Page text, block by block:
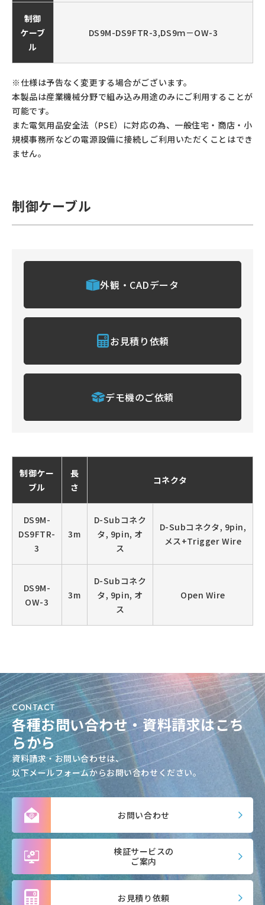
制御
ケーブ
ル
DS9M-DS9FTR-3,DS9ｍ－OW-3
※仕様は予告なく変更する場合がございます。
本製品は産業機械分野で組み込み用途のみにご利用することが
可能です。
また電気用品安全法（PSE）に対応の為、一般住宅・商店・小
規模事務所などの電源設備に接続しご利用いただくことはでき
ません。
制御ケーブル
外観・CADデータ
お見積り依頼
デモ機のご依頼
制御ケー
ブル
長
さ
コネクタ
DS9M-
DS9FTR-
3
3m
D-Subコネク
タ, 9pin, オ
ス
D-Subコネクタ, 9pin,
メス+Trigger Wire
DS9M-
OW-3
3m
D-Subコネク
タ, 9pin, オ
ス
Open Wire
CONTACT
各種お問い合わせ・資料請求はこち
らから
資料請求・お問い合わせは、
以下メールフォームからお問い合わせください。
お問い合わせ
検証サービスの
ご案内
お見積り依頼